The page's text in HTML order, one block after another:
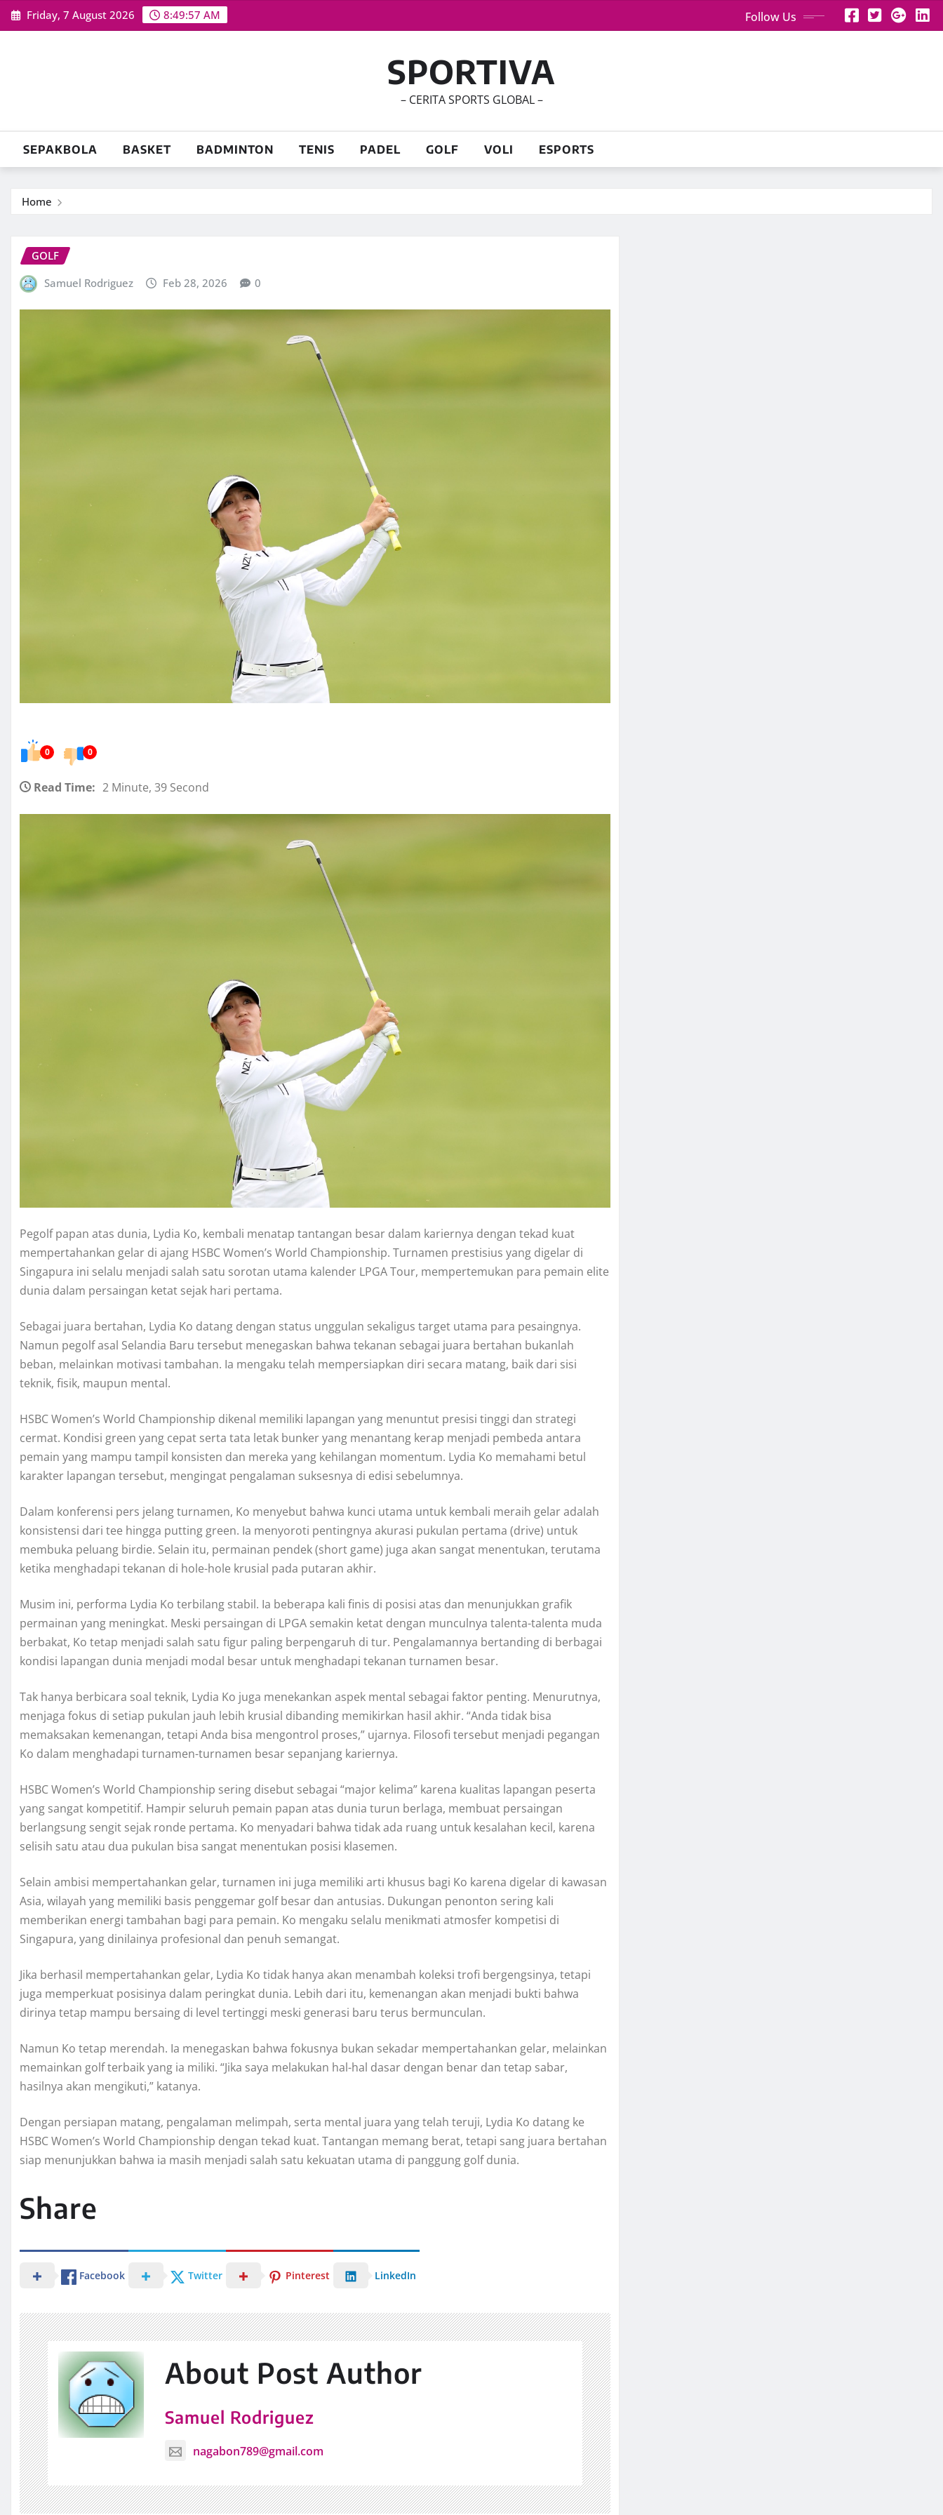
Skip
to
Friday, 7 August 2026 8:49:58 AM Follow Us
SPORTIVA
– CERITA SPORTS GLOBAL –
SEPAKBOLA BASKET BADMINTON TENIS PADEL GOLF VOLI ESPORTS
Home
GOLF
Samuel Rodriguez
Feb 28, 2026 0
0 0
Read Time: 2 Minute, 39 Second
Pegolf papan atas dunia, Lydia Ko, kembali menatap tantangan besar dalam kariernya dengan tekad kuat
mempertahankan gelar di ajang HSBC Women’s World Championship. Turnamen prestisius yang digelar di
Singapura ini selalu menjadi salah satu sorotan utama kalender LPGA Tour, mempertemukan para pemain elite
dunia dalam persaingan ketat sejak hari pertama.
Sebagai juara bertahan, Lydia Ko datang dengan status unggulan sekaligus target utama para pesaingnya.
Namun pegolf asal Selandia Baru tersebut menegaskan bahwa tekanan sebagai juara bertahan bukanlah
beban, melainkan motivasi tambahan. Ia mengaku telah mempersiapkan diri secara matang, baik dari sisi
teknik, fisik, maupun mental.
HSBC Women’s World Championship dikenal memiliki lapangan yang menuntut presisi tinggi dan strategi
cermat. Kondisi green yang cepat serta tata letak bunker yang menantang kerap menjadi pembeda antara
pemain yang mampu tampil konsisten dan mereka yang kehilangan momentum. Lydia Ko memahami betul
karakter lapangan tersebut, mengingat pengalaman suksesnya di edisi sebelumnya.
Dalam konferensi pers jelang turnamen, Ko menyebut bahwa kunci utama untuk kembali meraih gelar adalah
konsistensi dari tee hingga putting green. Ia menyoroti pentingnya akurasi pukulan pertama (drive) untuk
membuka peluang birdie. Selain itu, permainan pendek (short game) juga akan sangat menentukan, terutama
ketika menghadapi tekanan di hole-hole krusial pada putaran akhir.
Musim ini, performa Lydia Ko terbilang stabil. Ia beberapa kali finis di posisi atas dan menunjukkan grafik
permainan yang meningkat. Meski persaingan di LPGA semakin ketat dengan munculnya talenta-talenta muda
berbakat, Ko tetap menjadi salah satu figur paling berpengaruh di tur. Pengalamannya bertanding di berbagai
kondisi lapangan dunia menjadi modal besar untuk menghadapi tekanan turnamen besar.
Tak hanya berbicara soal teknik, Lydia Ko juga menekankan aspek mental sebagai faktor penting. Menurutnya,
menjaga fokus di setiap pukulan jauh lebih krusial dibanding memikirkan hasil akhir. “Anda tidak bisa
memaksakan kemenangan, tetapi Anda bisa mengontrol proses,” ujarnya. Filosofi tersebut menjadi pegangan
Ko dalam menghadapi turnamen-turnamen besar sepanjang kariernya.
HSBC Women’s World Championship sering disebut sebagai “major kelima” karena kualitas lapangan peserta
yang sangat kompetitif. Hampir seluruh pemain papan atas dunia turun berlaga, membuat persaingan
berlangsung sengit sejak ronde pertama. Ko menyadari bahwa tidak ada ruang untuk kesalahan kecil, karena
selisih satu atau dua pukulan bisa sangat menentukan posisi klasemen.
Selain ambisi mempertahankan gelar, turnamen ini juga memiliki arti khusus bagi Ko karena digelar di kawasan
Asia, wilayah yang memiliki basis penggemar golf besar dan antusias. Dukungan penonton sering kali
memberikan energi tambahan bagi para pemain. Ko mengaku selalu menikmati atmosfer kompetisi di
Singapura, yang dinilainya profesional dan penuh semangat.
Jika berhasil mempertahankan gelar, Lydia Ko tidak hanya akan menambah koleksi trofi bergengsinya, tetapi
juga memperkuat posisinya dalam peringkat dunia. Lebih dari itu, kemenangan akan menjadi bukti bahwa
dirinya tetap mampu bersaing di level tertinggi meski generasi baru terus bermunculan.
Namun Ko tetap merendah. Ia menegaskan bahwa fokusnya bukan sekadar mempertahankan gelar, melainkan
memainkan golf terbaik yang ia miliki. “Jika saya melakukan hal-hal dasar dengan benar dan tetap sabar,
hasilnya akan mengikuti,” katanya.
Dengan persiapan matang, pengalaman melimpah, serta mental juara yang telah teruji, Lydia Ko datang ke
HSBC Women’s World Championship dengan tekad kuat. Tantangan memang berat, tetapi sang juara bertahan
siap menunjukkan bahwa ia masih menjadi salah satu kekuatan utama di panggung golf dunia.
Share
Facebook Twitter Pinterest LinkedIn
About Post Author
Samuel Rodriguez
nagabon789@gmail.com